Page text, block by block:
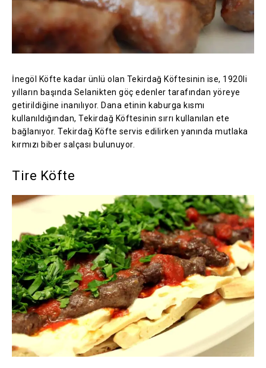
İnegöl Köfte kadar ünlü olan Tekirdağ Köftesinin ise, 1920li
yılların başında Selanikten göç edenler tarafından yöreye
getirildiğine inanılıyor. Dana etinin kaburga kısmı
kullanıldığından, Tekirdağ Köftesinin sırrı kullanılan ete
bağlanıyor. Tekirdağ Köfte servis edilirken yanında mutlaka
kırmızı biber salçası bulunuyor.
Tire Köfte